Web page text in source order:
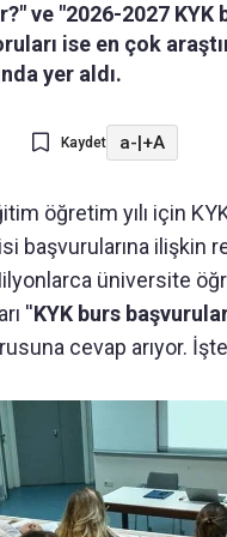
ve "2026-2027 KYK
ise en çok
yer aldı.
Kaydet a-|+A
öğretim yılı için
başvurularına ilişkin
üniversite
''KYK burs
cevap arıyor.